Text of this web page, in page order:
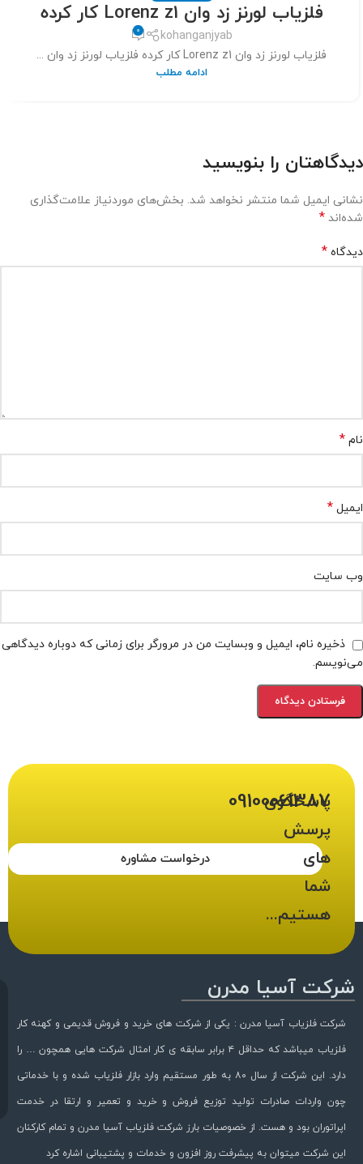
فلزیاب لورنز زد وان Lorenz z1 کار کرده
kohanganjyab
0
فلزیاب لورنز زد وان Lorenz z1 کار کرده فلزیاب لورنز زد وان ...
ادامه مطلب
دیدگاهتان را بنویسید
نشانی ایمیل شما منتشر نخواهد شد. بخش‌های موردنیاز علامت‌گذاری
شده‌اند *
دیدگاه *
نام *
ایمیل *
وب‌ سایت
ذخیره نام، ایمیل و وبسایت من در مرورگر برای زمانی که دوباره دیدگاهی
می‌نویسم.
درخواست مشاوره
پاسخگوی
پرسش
های
شما
هستیم...
09100061387
شرکت آسیا مدرن
شرکت فلزیاب آسیا مدرن : یکی از شرکت های خرید و فروش قدیمی و کهنه کار
فلزیاب میباشد که حداقل ۴ برابر سابقه ی کار امثال شرکت هایی همچون … را
دارد. این شرکت از سال ۸۰ به طور مستقیم وارد بازار فلزیاب شده و با خدماتی
چون واردات صادرات تولید توزیع فروش و خرید و تعمیر و ارتقا در خدمت
اپراتوران بود و هست. از خصوصیات بارز شرکت فلزیاب آسیا مدرن و تمام کارکنان
این شرکت میتوان به پیشرفت روز افزون و خدمات و پشتیبانی اشاره کرد